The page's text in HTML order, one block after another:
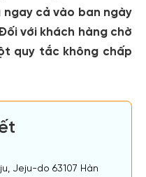
cả vào ban ngày
với khách hàng chờ
quy tắc không chấp
Jeju-do 63107 Hàn